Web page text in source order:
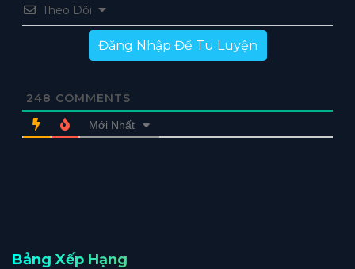
Theo Dõi
Đăng Nhập Để Tu Luyện
248 COMMENTS
Mới Nhất
Bảng Xếp Hạng